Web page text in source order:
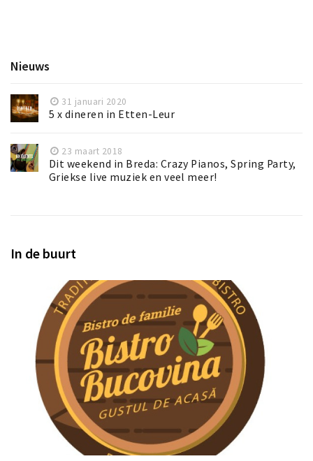
Nieuws
31 januari 2020
5 x dineren in Etten-Leur
23 maart 2018
Dit weekend in Breda: Crazy Pianos, Spring Party,
Griekse live muziek en veel meer!
In de buurt